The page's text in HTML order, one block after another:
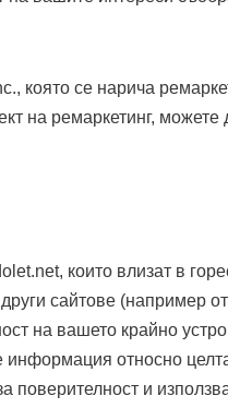
която се нарича
на ремаркетинг, можете
които влизат в
сайтове (например
на вашето крайно
относно
и